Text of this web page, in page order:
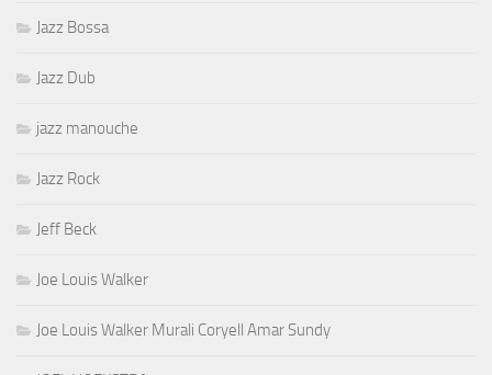
Jazz Bossa
Jazz Dub
jazz manouche
Jazz Rock
Jeff Beck
Joe Louis Walker
Joe Louis Walker Murali Coryell Amar Sundy